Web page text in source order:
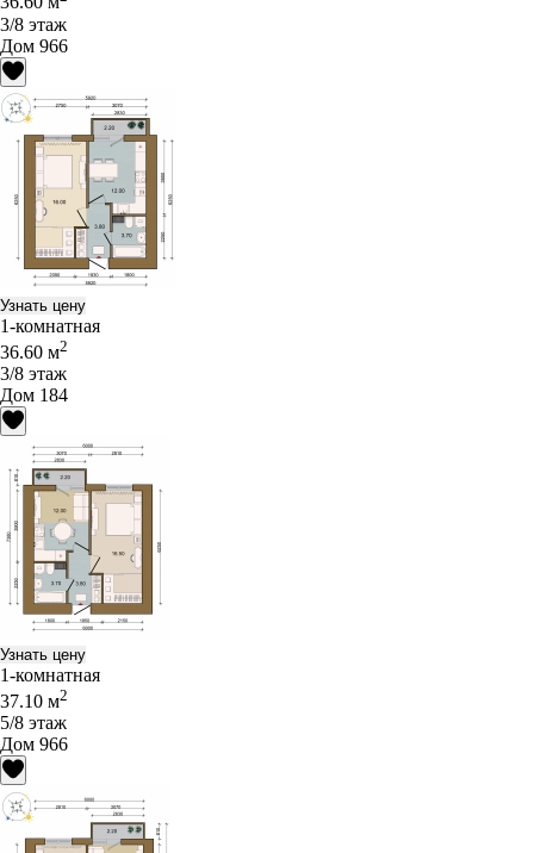
3/8 этаж
Дом 966
Узнать цену
1-комнатная
36.60 м2
3/8 этаж
Дом 184
Узнать цену
1-комнатная
37.10 м2
5/8 этаж
Дом 966